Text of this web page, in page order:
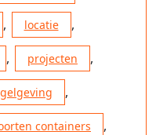
, locatie ,
, projecten ,
,
containers ,